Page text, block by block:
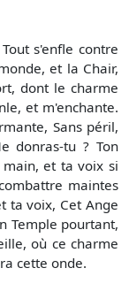
s'enfle contre
et la Chair,
dont le charme
et m'enchante.
Sans péril,
donras-tu ? Ton
et ta voix si
maintes
ta voix, Cet Ange
Temple pourtant,
où ce charme
cette onde.